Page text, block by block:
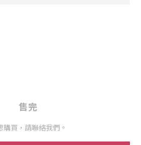
售完
購買，請聯絡我們。